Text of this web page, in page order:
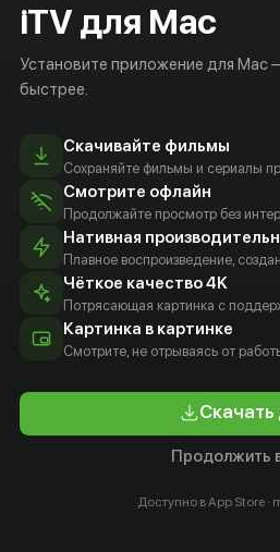
Лекси
Аткинс
Актёр
Хилл Харпер
Актёр
iTV для Mac
Установите приложение для Mac
быстрее.
Скачивайте фильмы
Сохраняйте фильмы и сериалы
Смотрите офлайн
Продолжайте просмотр без
Нативная
Плавное воспроизведение,
Чёткое качество 4K
Потрясающая картинка с
Картинка в картинке
Смотрите, не отрываясь от
Скачать
Продолжить
Доступно в App Store ·